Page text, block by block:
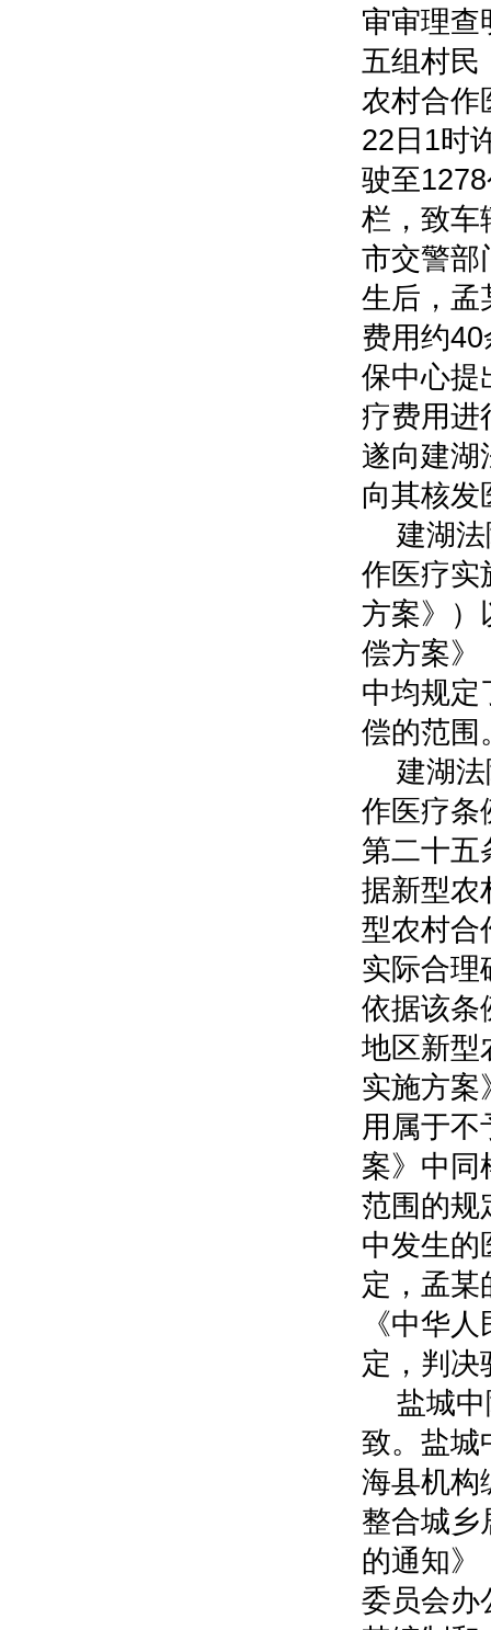
审审理查
五组村民
农村合作
22日1时
驶至
栏，致车
市交警部
生后，孟
费用约
保中心提
疗费用进
遂向建湖
向其核发
建湖
作医疗实
方案》）
偿方案》
中均规定
偿的范围
建湖
作医疗条
第二十五
据新型农
型农村合
实际合理
依据该条
地区新型
实施方案
用属于不
案》中同
范围的规
中发生的
定，孟某
《中华
定，判决
盐城
致。盐城
海县机构
整合城乡
的通知》
委员会办